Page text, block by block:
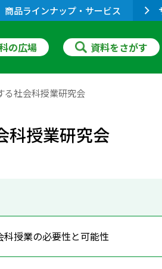
商品ラインナップ・サービス
の広場 資料をさがす
る社会科授業研究会
科授業研究会
授業の必要性と可能性